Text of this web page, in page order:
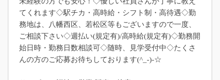
てくれます◇駅チカ・高時給・シフト制・高待遇◇勤
務地は、八幡西区、若松区等もございますので一度、
ご相談下さい◇週払い(規定有)/高時給(規定有)◇勤務開
始日時・勤務日数相談可◇随時、見学受付中◇たくさ
んの方のご応募お待ちしております(^_-)-☆